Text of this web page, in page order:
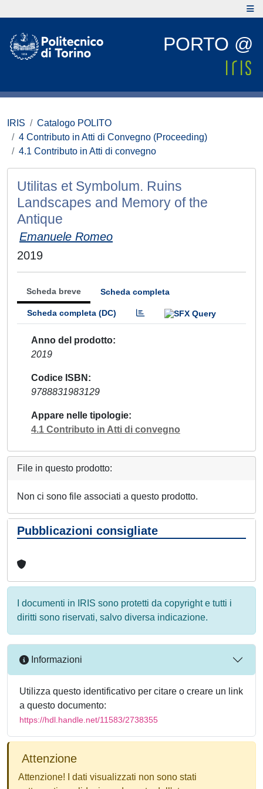
PORTO @
IRIS
Catalogo POLITO
4 Contributo in Atti di Convegno (Proceeding)
4.1 Contributo in Atti di convegno
Utilitas et Symbolum. Ruins
Landscapes and Memory of the
Antique
Emanuele Romeo
2019
Scheda breve Scheda completa
Scheda completa (DC)
Anno del prodotto
2019
Codice ISBN
9788831983129
Appare nelle tipologie
4.1 Contributo in Atti di convegno
File in questo prodotto:
Non ci sono file associati a questo prodotto.
Pubblicazioni consigliate
I documenti in IRIS sono protetti da copyright e tutti i
diritti sono riservati, salvo diversa indicazione.
Informazioni
Utilizza questo identificativo per citare o creare un link
a questo documento:
https://hdl.handle.net/11583/2738355
Attenzione
Attenzione! I dati visualizzati non sono stati